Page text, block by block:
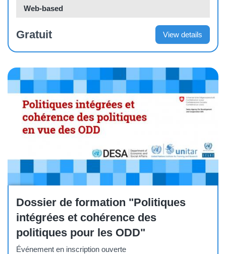
Web-based
Gratuit View details
Dossier de formation "Politiques
intégrées et cohérence des
politiques pour les ODD"
Événement en inscription ouverte